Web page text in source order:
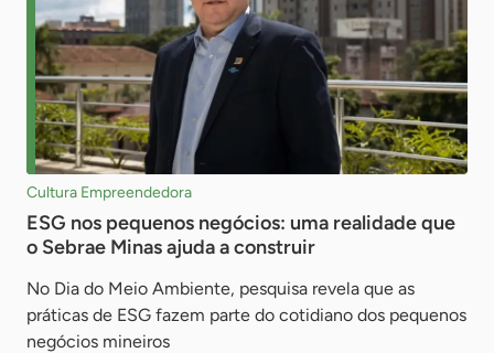
Cultura Empreendedora
ESG nos pequenos negócios: uma realidade que
o Sebrae Minas ajuda a construir
No Dia do Meio Ambiente, pesquisa revela que as
práticas de ESG fazem parte do cotidiano dos pequenos
negócios mineiros